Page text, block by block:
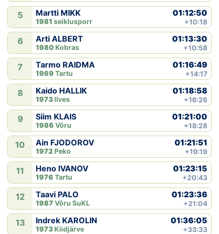
5 Martti MIKK
1981 seiklusporr
01:12:50
+10:18
6 Arti ALBERT
1980 Kobras
01:13:30
+10:58
7 Tarmo RAIDMA
1969 Tartu
01:16:49
+14:17
8 Kaido HALLIK
1973 Ilves
01:18:58
+16:26
9 Siim KLAIS
1986 Võru
01:21:00
+18:28
10 Ain FJODOROV
1972 Peko
01:21:51
+19:19
11 Heno IVANOV
1976 Tartu
01:23:15
+20:43
12 Taavi PALO
1987 Võru SuKL
01:23:36
+21:04
13 Indrek KAROLIN
1973 Kiidjärve
01:36:05
+33:33